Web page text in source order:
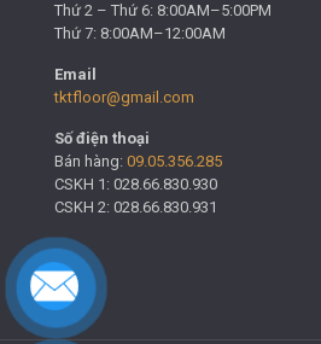
Thứ 2 – Thứ 6: 8:00AM–5:00PM
Thứ 7: 8:00AM–12:00AM
Email
tktfloor@gmail.com
Số điện thoại
Bán hàng: 09.05.356.285
CSKH 1: 028.66.830.930
CSKH 2: 028.66.830.931